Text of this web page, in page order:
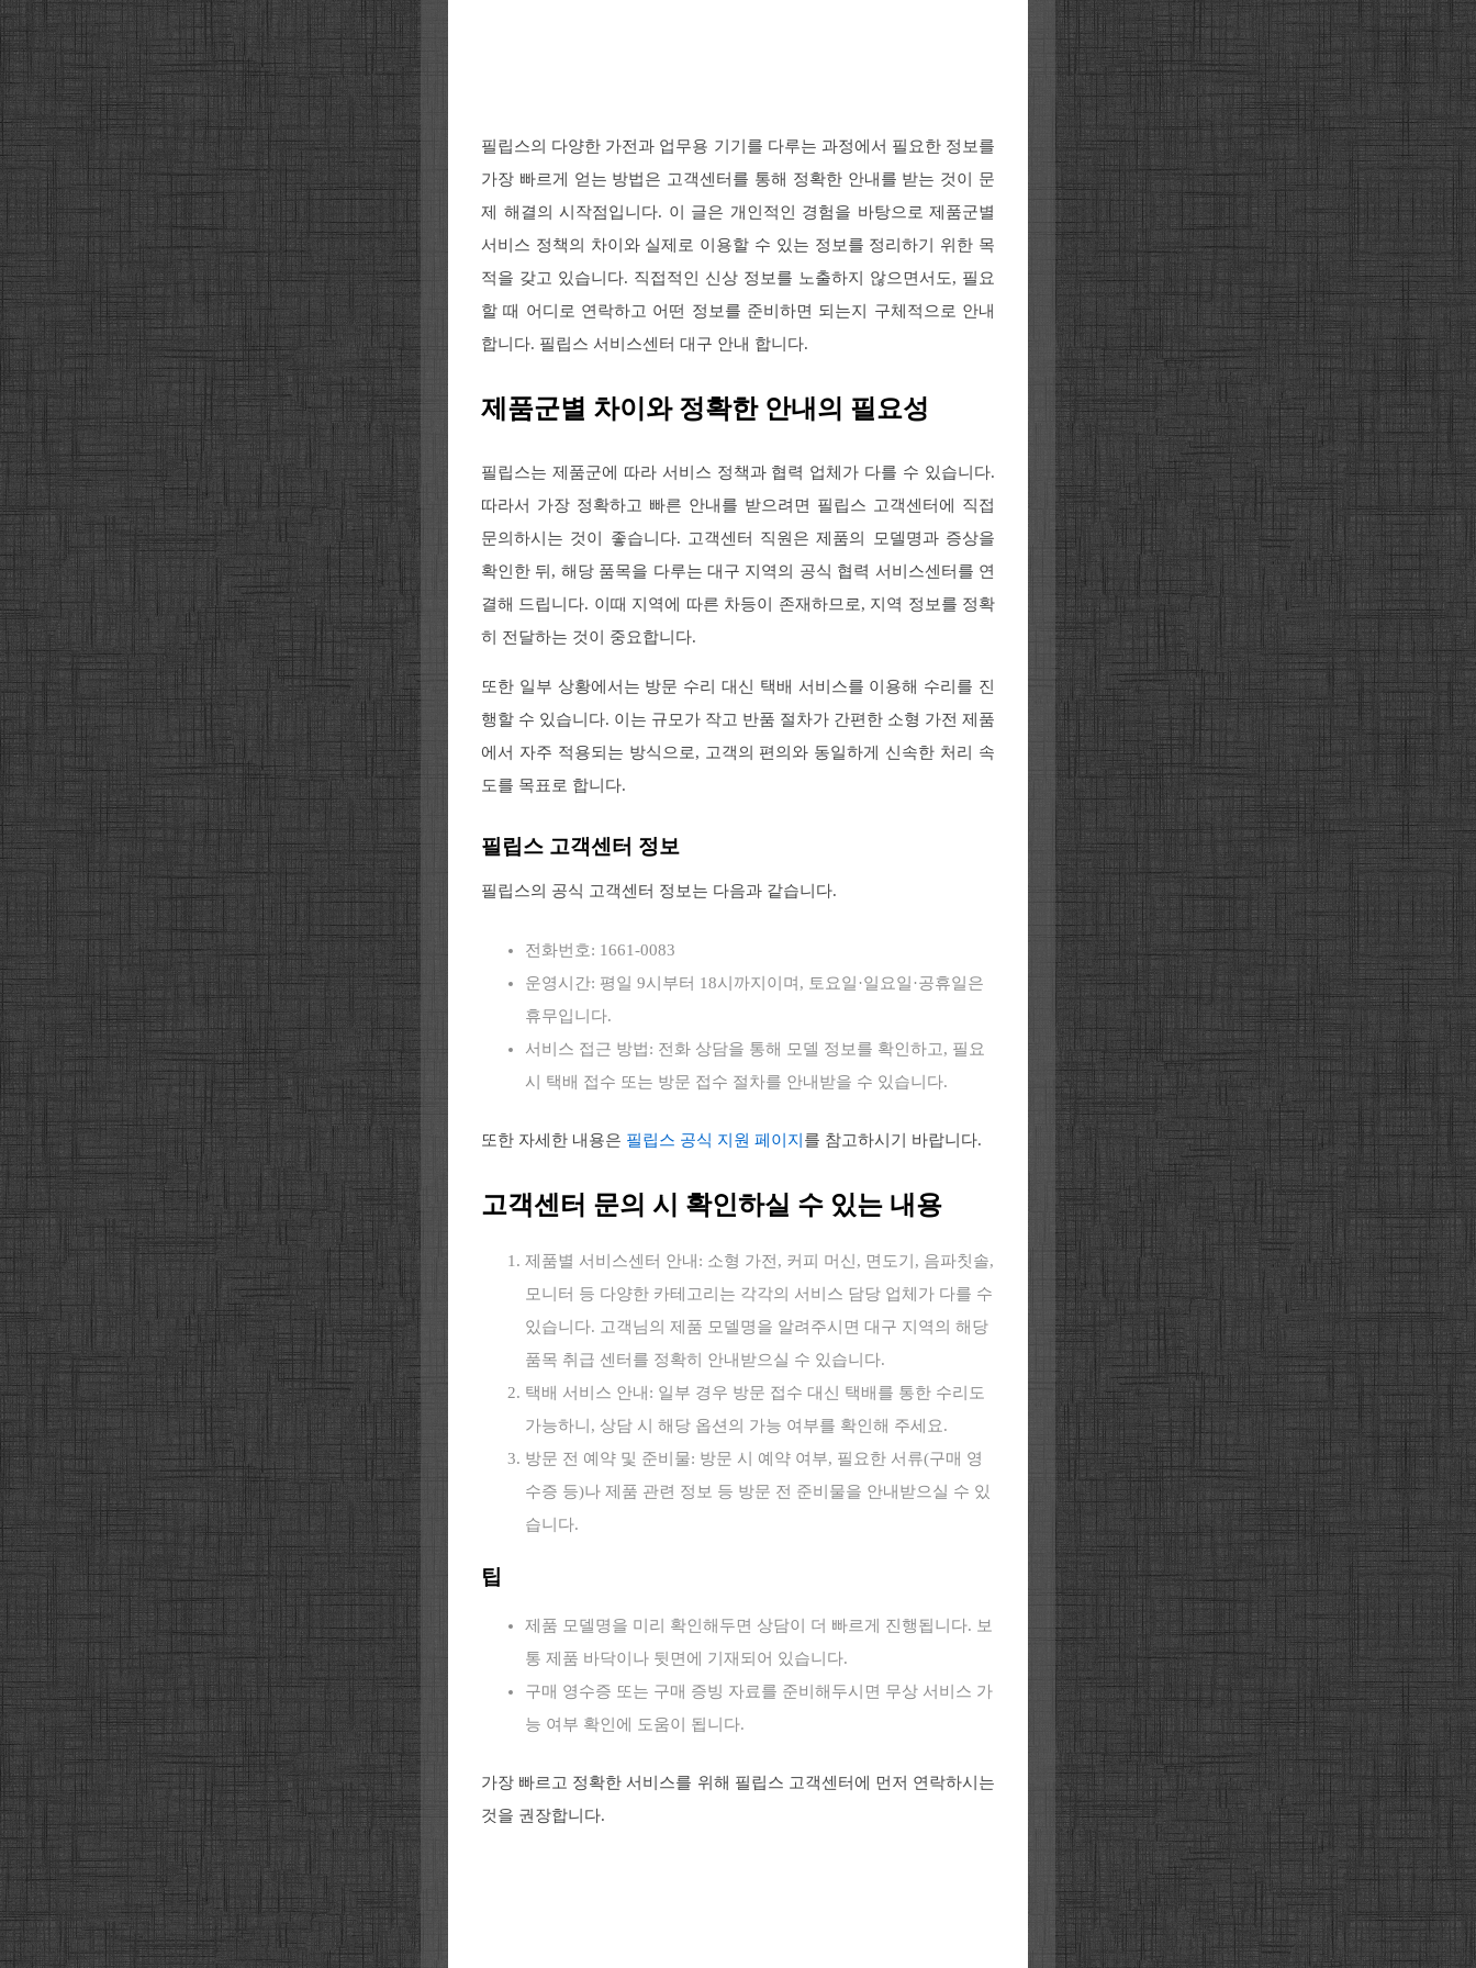
필립스의 다양한 가전과 업무용 기기를 다루는 과정에서 필요한 정보를
가장 빠르게 얻는 방법은 고객센터를 통해 정확한 안내를 받는 것이 문
제 해결의 시작점입니다. 이 글은 개인적인 경험을 바탕으로 제품군별
서비스 정책의 차이와 실제로 이용할 수 있는 정보를 정리하기 위한 목
적을 갖고 있습니다. 직접적인 신상 정보를 노출하지 않으면서도, 필요
할 때 어디로 연락하고 어떤 정보를 준비하면 되는지 구체적으로 안내
합니다. 필립스 서비스센터 대구 안내 합니다.
제품군별 차이와 정확한 안내의 필요성
필립스는 제품군에 따라 서비스 정책과 협력 업체가 다를 수 있습니다.
따라서 가장 정확하고 빠른 안내를 받으려면 필립스 고객센터에 직접
문의하시는 것이 좋습니다. 고객센터 직원은 제품의 모델명과 증상을
확인한 뒤, 해당 품목을 다루는 대구 지역의 공식 협력 서비스센터를 연
결해 드립니다. 이때 지역에 따른 차등이 존재하므로, 지역 정보를 정확
히 전달하는 것이 중요합니다.
또한 일부 상황에서는 방문 수리 대신 택배 서비스를 이용해 수리를 진
행할 수 있습니다. 이는 규모가 작고 반품 절차가 간편한 소형 가전 제품
에서 자주 적용되는 방식으로, 고객의 편의와 동일하게 신속한 처리 속
도를 목표로 합니다.
필립스 고객센터 정보
필립스의 공식 고객센터 정보는 다음과 같습니다.
전화번호: 1661-0083
운영시간: 평일 9시부터 18시까지이며, 토요일·일요일·공휴일은
휴무입니다.
서비스 접근 방법: 전화 상담을 통해 모델 정보를 확인하고, 필요
시 택배 접수 또는 방문 접수 절차를 안내받을 수 있습니다.
또한 자세한 내용은 필립스 공식 지원 페이지 를 참고하시기 바랍니다.
고객센터 문의 시 확인하실 수 있는 내용
제품별 서비스센터 안내: 소형 가전, 커피 머신, 면도기, 음파칫솔,
모니터 등 다양한 카테고리는 각각의 서비스 담당 업체가 다를 수
있습니다. 고객님의 제품 모델명을 알려주시면 대구 지역의 해당
품목 취급 센터를 정확히 안내받으실 수 있습니다.
택배 서비스 안내: 일부 경우 방문 접수 대신 택배를 통한 수리도
가능하니, 상담 시 해당 옵션의 가능 여부를 확인해 주세요.
방문 전 예약 및 준비물: 방문 시 예약 여부, 필요한 서류(구매 영
수증 등)나 제품 관련 정보 등 방문 전 준비물을 안내받으실 수 있
습니다.
팁
제품 모델명을 미리 확인해두면 상담이 더 빠르게 진행됩니다. 보
통 제품 바닥이나 뒷면에 기재되어 있습니다.
구매 영수증 또는 구매 증빙 자료를 준비해두시면 무상 서비스 가
능 여부 확인에 도움이 됩니다.
가장 빠르고 정확한 서비스를 위해 필립스 고객센터에 먼저 연락하시는
것을 권장합니다.